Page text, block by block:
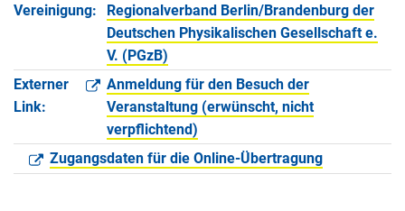
Vereinigung:
Regionalverband Berlin/Brandenburg der
Deutschen Physikalischen Gesellschaft e.
V. (PGzB)
Externer
Link:
Anmeldung für den Besuch der
Veranstaltung (erwünscht, nicht
verpflichtend)
Zugangsdaten für die Online-Übertragung